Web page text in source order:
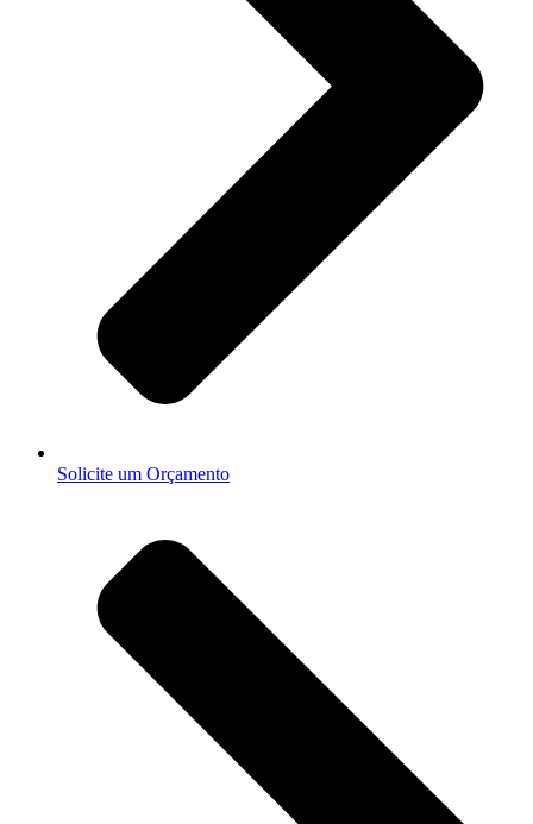
Solicite um Orçamento